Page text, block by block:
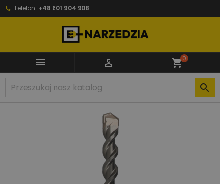
Telefon: +48 601 904 908
  shopping_cart0
